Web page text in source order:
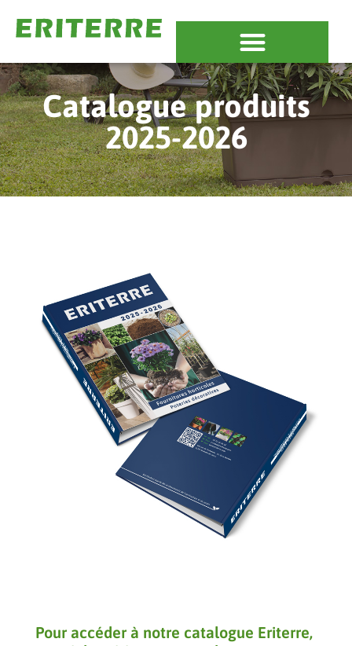
Catalogue produits
2025-2026
Pour accéder à notre catalogue Eriterre,